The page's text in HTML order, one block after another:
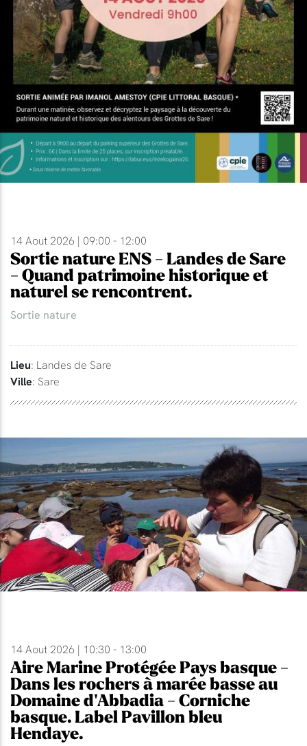
14 Aout 2026 | 09:00 - 12:00
Sortie nature ENS - Landes de Sare
- Quand patrimoine historique et
naturel se rencontrent.
Sortie nature
Lieu: Landes de Sare
Ville: Sare
14 Aout 2026 | 10:30 - 13:00
Aire Marine Protégée Pays basque -
Dans les rochers à marée basse au
Domaine d'Abbadia - Corniche
basque. Label Pavillon bleu
Hendaye.